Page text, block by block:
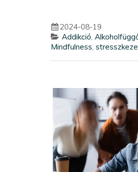
2024-08-19
Addikció,
Mindfulness,